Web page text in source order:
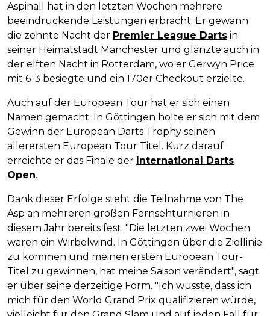
Aspinall hat in den letzten Wochen mehrere
beeindruckende Leistungen erbracht. Er gewann
die zehnte Nacht der Premier League Darts in
seiner Heimatstadt Manchester und glänzte auch in
der elften Nacht in Rotterdam, wo er Gerwyn Price
mit 6-3 besiegte und ein 170er Checkout erzielte.
Auch auf der European Tour hat er sich einen
Namen gemacht. In Göttingen holte er sich mit dem
Gewinn der European Darts Trophy seinen
allerersten European Tour Titel. Kurz darauf
erreichte er das Finale der International Darts
Open.
Dank dieser Erfolge steht die Teilnahme von The
Asp an mehreren großen Fernsehturnieren in
diesem Jahr bereits fest. "Die letzten zwei Wochen
waren ein Wirbelwind. In Göttingen über die Ziellinie
zu kommen und meinen ersten European Tour-
Titel zu gewinnen, hat meine Saison verändert", sagt
er über seine derzeitige Form. "Ich wusste, dass ich
mich für den World Grand Prix qualifizieren würde,